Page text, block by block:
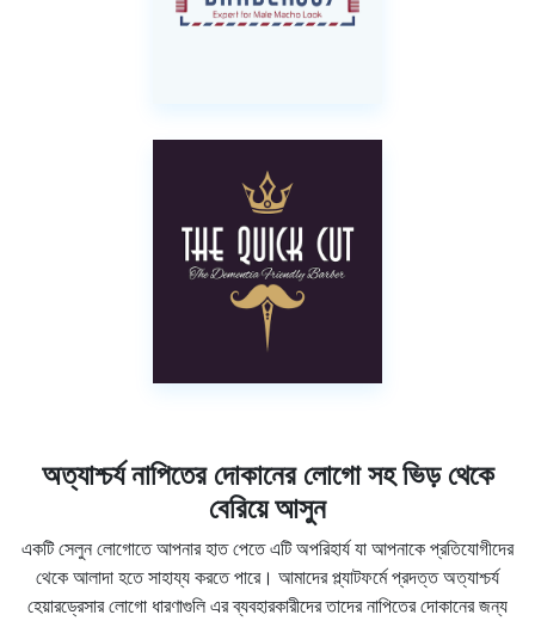
অত্যাশ্চর্য নাপিতের দোকানের লোগো সহ ভিড় থেকে
বেরিয়ে আসুন
একটি সেলুন লোগোতে আপনার হাত পেতে এটি অপরিহার্য যা আপনাকে প্রতিযোগীদের
থেকে আলাদা হতে সাহায্য করতে পারে। আমাদের প্ল্যাটফর্মে প্রদত্ত অত্যাশ্চর্য
হেয়ারড্রেসার লোগো ধারণাগুলি এর ব্যবহারকারীদের তাদের নাপিতের দোকানের জন্য